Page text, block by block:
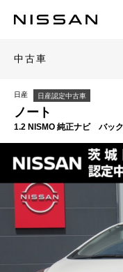
中古車
日産 日産認定中古車
ノート
1.2 NISMO 純正ナビ バッ